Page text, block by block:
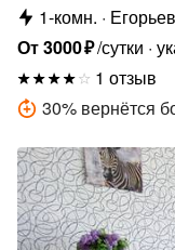
1-комн.
От3000₽/сутки
1 отзыв
30% вернётся